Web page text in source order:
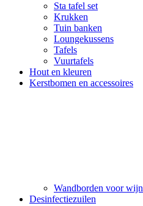
Sta tafel set
Krukken
Tuin banken
Loungekussens
Tafels
Vuurtafels
Hout en kleuren
Kerstbomen en accessoires
Wandborden voor wijn
Desinfectiezuilen